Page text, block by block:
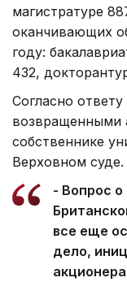
магистратуре
оканчивающих
году:
432,
Согласно
возвращенными
собственнике
Верховном суде.
- Вопрос
все еще
дело,